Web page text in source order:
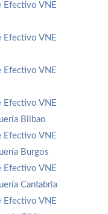
Efectivo VNE
Efectivo VNE
Efectivo VNE
Efectivo VNE
Bilbao
Efectivo VNE
Burgos
Efectivo VNE
Cantabria
Efectivo VNE